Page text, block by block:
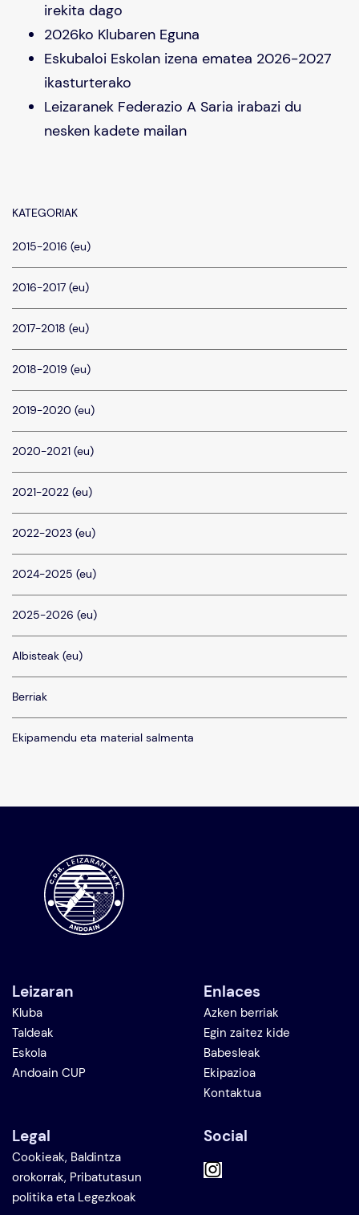
irekita dago
2026ko Klubaren Eguna
Eskubaloi Eskolan izena ematea 2026-2027
ikasturterako
Leizaranek Federazio A Saria irabazi du
nesken kadete mailan
KATEGORIAK
2015-2016 (eu)
2016-2017 (eu)
2017-2018 (eu)
2018-2019 (eu)
2019-2020 (eu)
2020-2021 (eu)
2021-2022 (eu)
2022-2023 (eu)
2024-2025 (eu)
2025-2026 (eu)
Albisteak (eu)
Berriak
Ekipamendu eta material salmenta
Leizaran
Kluba
Taldeak
Eskola
Andoain CUP
Enlaces
Azken berriak
Egin zaitez kide
Babesleak
Ekipazioa
Kontaktua
Legal
Cookieak, Baldintza
orokorrak, Pribatutasun
politika eta Legezkoak
Social